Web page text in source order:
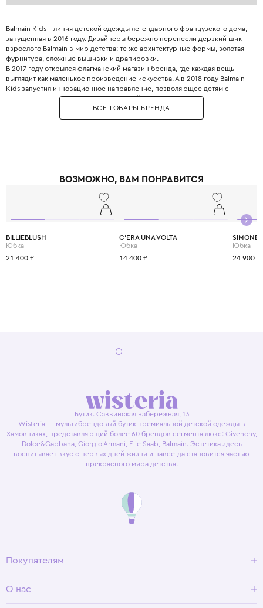
Balmain Kids – линия детской одежды легендарного французского дома,
запущенная в 2016 году. Дизайнеры бережно перенесли дерзкий шик
взрослого Balmain в мир детства: те же архитектурные формы, золотая
фурнитура, сложные вышивки и драпировки.
В 2017 году открылся флагманский магазин бренда, где каждая вещь
выглядит как маленькое произведение искусства. А в 2018 году Balmain
Kids запустил инновационное направление, позволяющее детям с
ранних лет прикасаться к миру высокой моды. Золотые пуговицы,
фактурные ткани, линии кроя – здесь нет места скучной
повседневности.
ВСЕ ТОВАРЫ БРЕНДА
ВОЗМОЖНО, ВАМ ПОНРАВИТСЯ
BILLIEBLUSH
Юбка
21 400 ₽
C'ERA UNA VOLTA
Юбка
14 400 ₽
Юбка
24 900 ₽
Бутик. Саввинская набережная, 13
Wisteria — мультибрендовый бутик премиальной детской одежды в
Хамовниках, представляющий более 60 брендов сегмента люкс: Givenchy,
Dolce&Gabbana, Giorgio Armani, Elie Saab, Balmain. Эстетика здесь
воспитывает вкус с первых дней жизни и навсегда становится частью
прекрасного мира детства.
Покупателям
Условия возврата
О нас